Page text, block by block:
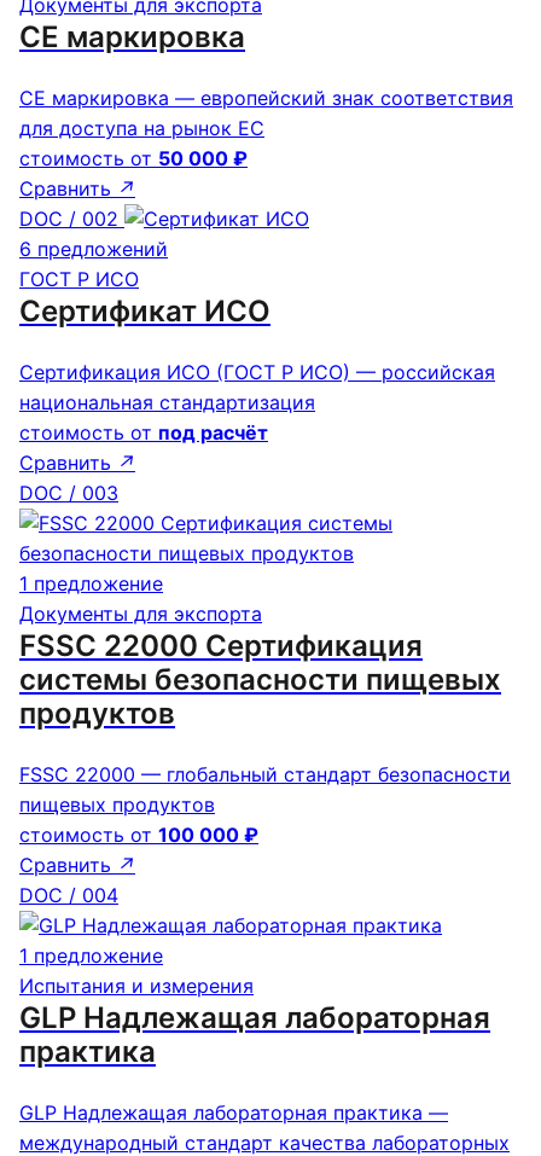
Документы для экспорта
CE маркировка
CE маркировка — европейский знак соответствия
для доступа на рынок ЕС
стоимость от 50 000 ₽
Сравнить ↗
DOC / 002
6 предложений
ГОСТ Р ИСО
Cертификат ИСО
Сертификация ИСО (ГОСТ Р ИСО) — российская
национальная стандартизация
стоимость от под расчёт
Сравнить ↗
DOC / 003
1 предложение
Документы для экспорта
FSSC 22000 Сертификация
cистемы безопасности пищевых
продуктов
FSSC 22000 — глобальный стандарт безопасности
пищевых продуктов
стоимость от 100 000 ₽
Сравнить ↗
DOC / 004
1 предложение
Испытания и измерения
GLP Надлежащая лабораторная
практика
GLP Надлежащая лабораторная практика —
международный стандарт качества лабораторных